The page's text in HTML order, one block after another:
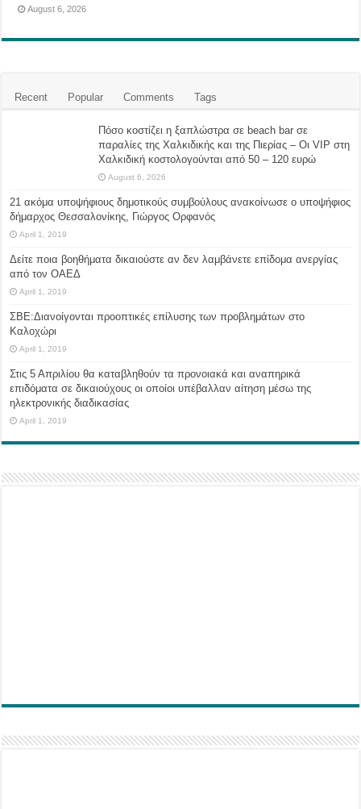
August 6, 2026
Recent Popular Comments Tags
Πόσο κοστίζει η ξαπλώστρα σε beach bar σε
παραλίες της Χαλκιδικής και της Πιερίας – Οι VIP στη
Χαλκιδική κοστολογούνται από 50 – 120 ευρώ
August 6, 2026
21 ακόμα υποψήφιους δημοτικούς συμβούλους ανακοίνωσε ο υποψήφιος
δήμαρχος Θεσσαλονίκης, Γιώργος Ορφανός
April 1, 2019
Δείτε ποια βοηθήματα δικαιούστε αν δεν λαμβάνετε επίδομα ανεργίας
από τον ΟΑΕΔ
April 1, 2019
ΣΒΕ:Διανοίγονται προοπτικές επίλυσης των προβλημάτων στο
Καλοχώρι
April 1, 2019
Στις 5 Απριλίου θα καταβληθούν τα προνοιακά και αναπηρικά
επιδόματα σε δικαιούχους οι οποίοι υπέβαλλαν αίτηση μέσω της
ηλεκτρονικής διαδικασίας
April 1, 2019